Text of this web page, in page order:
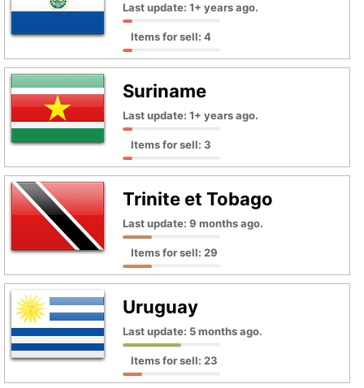
Last update: 1+ years ago.
Items for sell: 4
Suriname
Last update: 1+ years ago.
Items for sell: 3
Trinite et Tobago
Last update: 9 months ago.
Items for sell: 29
Uruguay
Last update: 5 months ago.
Items for sell: 23